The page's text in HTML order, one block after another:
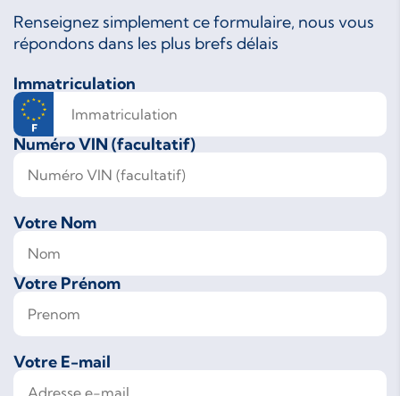
Renseignez simplement ce formulaire, nous vous
répondons dans les plus brefs délais
Immatriculation
Numéro VIN (facultatif)
Votre Nom
Votre Prénom
Votre E-mail